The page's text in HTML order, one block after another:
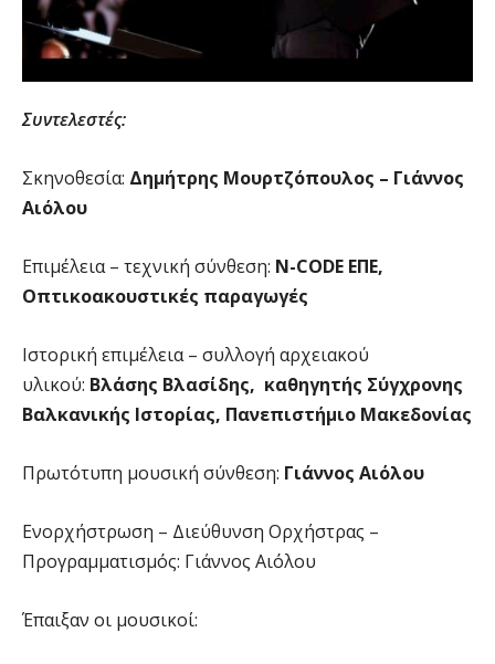
Συντελεστές:
Σκηνοθεσία: Δημήτρης Μουρτζόπουλος – Γιάννος
Αιόλου
Επιμέλεια – τεχνική σύνθεση: N-CODE ΕΠΕ,
Οπτικοακουστικές παραγωγές
Ιστορική επιμέλεια – συλλογή αρχειακού
υλικού: Βλάσης Βλασίδης, καθηγητής Σύγχρονης
Βαλκανικής Ιστορίας, Πανεπιστήμιο Μακεδονίας
Πρωτότυπη μουσική σύνθεση: Γιάννος Αιόλου
Ενορχήστρωση – Διεύθυνση Ορχήστρας –
Προγραμματισμός: Γιάννος Αιόλου
Έπαιξαν οι μουσικοί: